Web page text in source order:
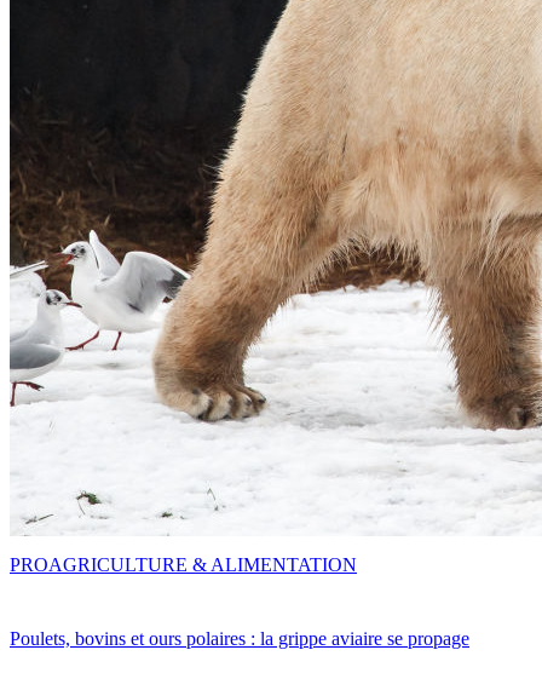
Poulets, bovins et ours polaires : la grippe aviaire se propage
PROAGRICULTURE & ALIMENTATION